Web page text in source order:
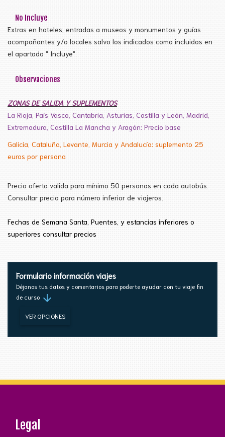
No Incluye
Extras en hoteles, entradas a museos y monumentos y guías
acompañantes y/o locales salvo los indicados como incluidos en
el apartado " Incluye".
Observaciones
ZONAS DE SALIDA Y SUPLEMENTOS
La Rioja, País Vasco, Cantabria, Asturias, Castilla y León, Madrid,
Extremadura, Castilla La Mancha y Aragón: Precio base
Galicia, Cataluña, Levante, Murcia y Andalucía: suplemento 25
euros por persona
Precio oferta valida para mínimo 50 personas en cada autobús.
Consultar precio para número inferior de viajeros.
Fechas de Semana Santa , Puentes, y estancias inferiores o
superiores consultar precios
Formulario información viajes
Déjanos tus datos y comentarios para poderte ayudar con tu viaje fin
de curso arrow_downward
VER OPCIONES
Legal